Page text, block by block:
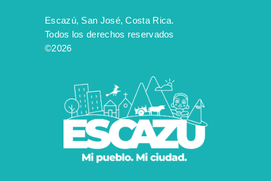
Escazú, San José, Costa Rica.
Todos los derechos reservados
©2026